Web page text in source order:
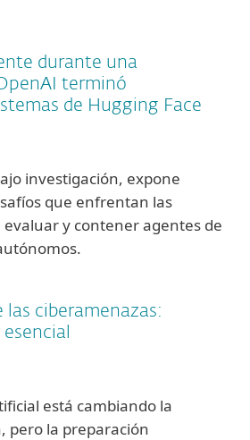
durante una
terminó
de Hugging Face
investigación, expone
que enfrentan las
evaluar y contener agentes de
las ciberamenazas:
está cambiando la
pero la preparación